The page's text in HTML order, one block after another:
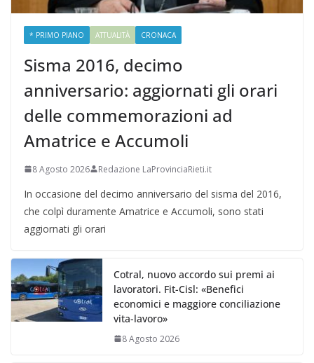
* PRIMO PIANO ATTUALITÀ CRONACA
Sisma 2016, decimo
anniversario: aggiornati gli orari
delle commemorazioni ad
Amatrice e Accumoli
8 Agosto 2026 Redazione LaProvinciaRieti.it
In occasione del decimo anniversario del sisma del 2016,
che colpì duramente Amatrice e Accumoli, sono stati
aggiornati gli orari
Cotral, nuovo accordo sui premi ai
lavoratori. Fit-Cisl: «Benefici
economici e maggiore conciliazione
vita-lavoro»
8 Agosto 2026